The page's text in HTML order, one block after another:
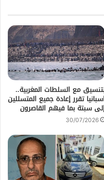
مع السلطات المغربية..
تقرر إعادة جميع المتسللين
سبتة بما فيهم القاصرون
30/07/2026